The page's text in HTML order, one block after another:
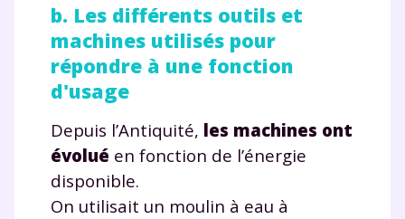
b. Les différents outils et
machines utilisés pour
répondre à une fonction
d'usage
Depuis l’Antiquité, les machines ont
évolué en fonction de l’énergie
disponible.
On utilisait un moulin à eau à